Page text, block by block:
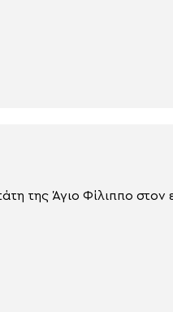
της Άγιο Φίλιππο στον